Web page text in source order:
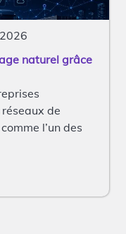
naturel grâce
de
l’un des